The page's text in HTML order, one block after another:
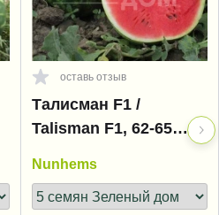
оставь отзыв
Талисман F1 /
Talisman F1, 62-65
Nunhems